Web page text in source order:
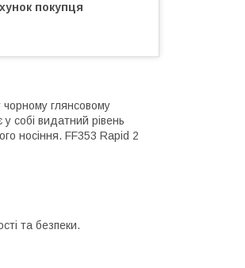
покупця
глянсовому
собі видатний рівень
носіння. FF353 Rapid 2
та безпеки.